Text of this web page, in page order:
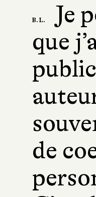
B. L.
Je
que
de